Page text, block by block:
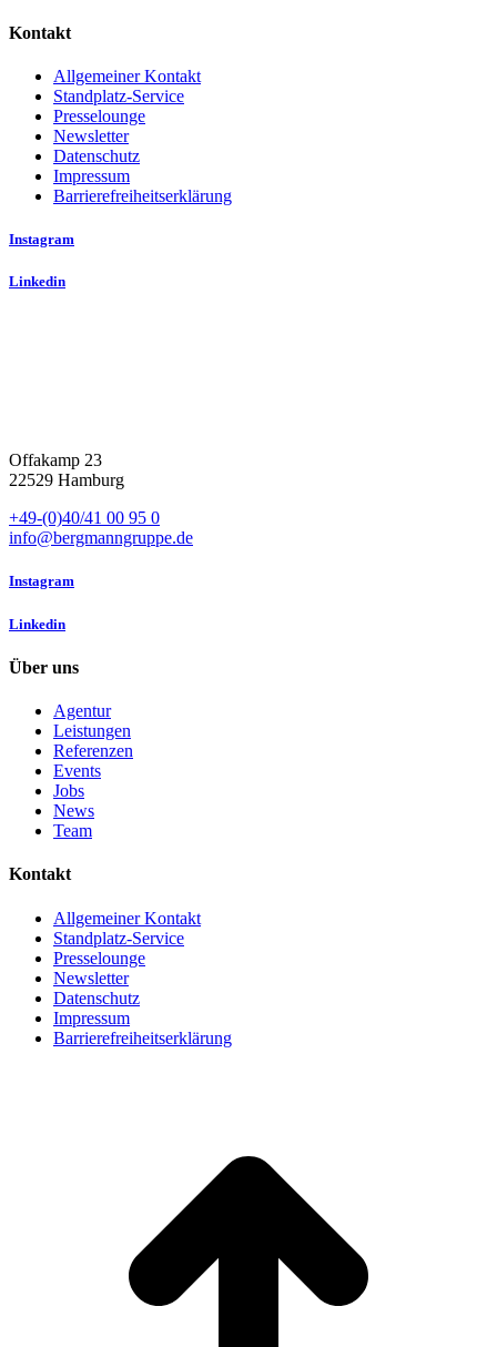
Kontakt
Allgemeiner Kontakt
Standplatz-Service
Presselounge
Newsletter
Datenschutz
Impressum
Barrierefreiheitserklärung
Instagram
Linkedin
Offakamp 23
22529 Hamburg
+49-(0)40/41 00 95 0
info@bergmanngruppe.de
Instagram
Linkedin
Über uns
Agentur
Leistungen
Referenzen
Events
Jobs
News
Team
Kontakt
Allgemeiner Kontakt
Standplatz-Service
Presselounge
Newsletter
Datenschutz
Impressum
Barrierefreiheitserklärung